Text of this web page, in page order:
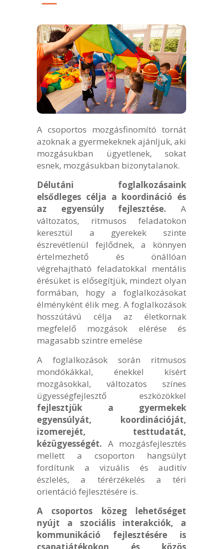
A csoportos mozgásfinomító tornát
azoknak a gyermekeknek ajánljuk, aki
mozgásukban ügyetlenek, sokat
esnek, mozgásukban bizonytalanok.
Délutáni foglalkozásaink
elsődleges célja a koordináció és
az egyensúly fejlesztése. A
változatos, ritmusos feladatokon
keresztül a gyerekek szinte
észrevétlenül fejlődnek, a könnyen
értelmezhető és önállóan
végrehajtható feladatokkal mentális
érésüket is elősegítjük, mindezt olyan
formában, hogy a foglalkozásokat
élményként élik meg. A foglalkozások
hosszútávú célja az életkornak
megfelelő mozgások elérése és
magasabb szintre emelése
A foglalkozások során ritmusos
mondókákkal, énekkel kísért
mozgásokkal, változatos színes
ügyességfejlesztő eszközökkel
fejlesztjük a gyermekek
egyensúlyát, koordinációját,
izomerejét, testtudatát,
kézügyességét. A mozgásfejlesztés
mellett a csoporton hangsúlyt
fordítunk a vizuális és auditív
észlelés, a térérzékelés a téri
orientáció fejlesztésére is.
A csoportos közeg lehetőséget
nyújt a szociális interakciók, a
kommunikáció fejlesztésére is